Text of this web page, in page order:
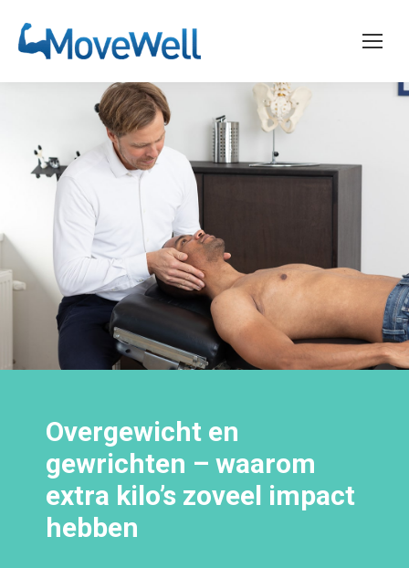
Overgewicht en
gewrichten – waarom
extra kilo’s zoveel impact
hebben